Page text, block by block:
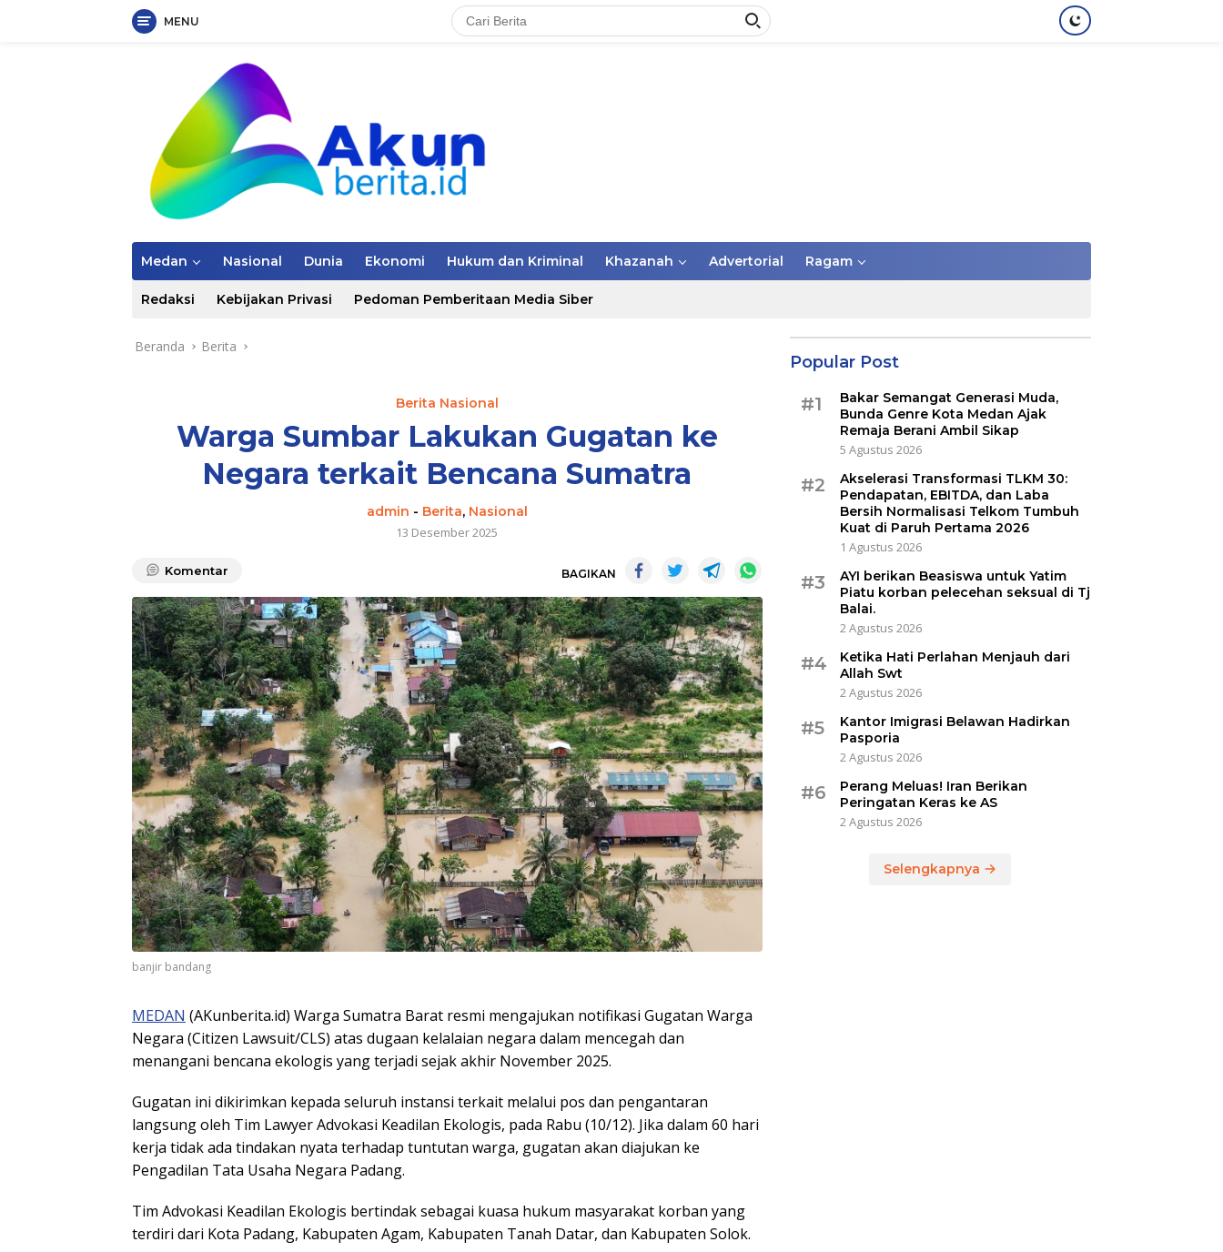
MENU
Medan Nasional Dunia Ekonomi Hukum dan Kriminal Khazanah Advertorial Ragam
Redaksi Kebijakan Privasi Pedoman Pemberitaan Media Siber
Beranda Berita
Berita Nasional
Warga Sumbar Lakukan Gugatan ke
Negara terkait Bencana Sumatra
admin - Berita, Nasional
13 Desember 2025
Komentar BAGIKAN
banjir bandang
MEDAN (AKunberita.id) Warga Sumatra Barat resmi mengajukan notifikasi Gugatan Warga
Negara (Citizen Lawsuit/CLS) atas dugaan kelalaian negara dalam mencegah dan
menangani bencana ekologis yang terjadi sejak akhir November 2025.
Gugatan ini dikirimkan kepada seluruh instansi terkait melalui pos dan pengantaran
langsung oleh Tim Lawyer Advokasi Keadilan Ekologis, pada Rabu (10/12). Jika dalam 60 hari
kerja tidak ada tindakan nyata terhadap tuntutan warga, gugatan akan diajukan ke
Pengadilan Tata Usaha Negara Padang.
Tim Advokasi Keadilan Ekologis bertindak sebagai kuasa hukum masyarakat korban yang
terdiri dari Kota Padang, Kabupaten Agam, Kabupaten Tanah Datar, dan Kabupaten Solok.
Popular Post
#1
Bakar Semangat Generasi Muda,
Bunda Genre Kota Medan Ajak
Remaja Berani Ambil Sikap
5 Agustus 2026
#2
Akselerasi Transformasi TLKM 30:
Pendapatan, EBITDA, dan Laba
Bersih Normalisasi Telkom Tumbuh
Kuat di Paruh Pertama 2026
1 Agustus 2026
#3
AYI berikan Beasiswa untuk Yatim
Piatu korban pelecehan seksual di Tj
Balai.
2 Agustus 2026
#4
Ketika Hati Perlahan Menjauh dari
Allah Swt
2 Agustus 2026
#5
Kantor Imigrasi Belawan Hadirkan
Pasporia
2 Agustus 2026
#6
Perang Meluas! Iran Berikan
Peringatan Keras ke AS
2 Agustus 2026
Selengkapnya